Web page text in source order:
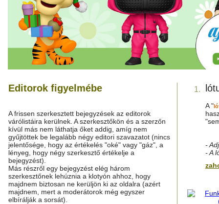
Editorok figyelmébe
A frissen szerkesztett bejegyzések az editorok
várólistáira kerülnek. A szerkesztőkön és a szerzőn
kívül más nem láthatja őket addig, amíg nem
gyűjtöttek be legalább négy editori szavazatot (nincs
jelentősége, hogy az értékelés "oké" vagy "gáz", a
lényeg, hogy négy szerkesztő értékelje a
bejegyzést).
Más részről egy bejegyzést elég három
szerkesztőnek lehúznia a klotyón ahhoz, hogy
majdnem biztosan ne kerüljön ki az oldalra (azért
majdnem, mert a moderátorok még egyszer
elbírálják a sorsát).
1.
A "
-
- A